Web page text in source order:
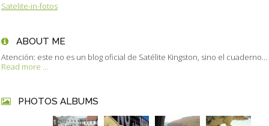
Satelite-in-fotos
ABOUT ME
Atención: este no es un blog oficial de Satélite Kingston, sino el cuaderno...
Read more ...
PHOTOS ALBUMS